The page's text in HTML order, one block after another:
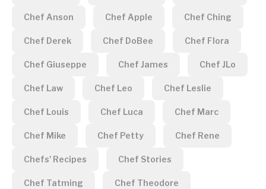
Chef Anson Chef Apple Chef Ching
Chef Derek Chef DoBee Chef Flora
Chef Giuseppe Chef James Chef JLo
Chef Law Chef Leo Chef Leslie
Chef Louis Chef Luca Chef Marc
Chef Mike Chef Petty Chef Rene
Chefs' Recipes Chef Stories
Chef Tatming Chef Theodore